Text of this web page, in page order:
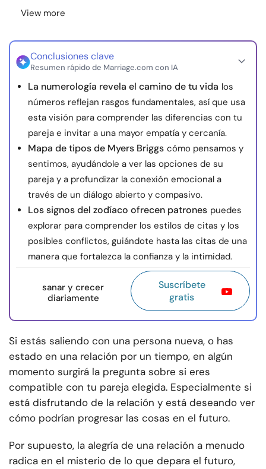
Sobre nosotros Contáctanos
nosotros
© Copyright 2026. Todos los derechos reservados.
View more
Conclusiones clave
Resumen rápido de Marriage.com con IA
La numerología revela el camino de tu vida los
números reflejan rasgos fundamentales, así que usa
esta visión para comprender las diferencias con tu
pareja e invitar a una mayor empatía y cercanía.
Mapa de tipos de Myers Briggs cómo pensamos y
sentimos, ayudándole a ver las opciones de su
pareja y a profundizar la conexión emocional a
través de un diálogo abierto y compasivo.
Los signos del zodíaco ofrecen patrones puedes
explorar para comprender los estilos de citas y los
posibles conflictos, guiándote hasta las citas de una
manera que fortalezca la confianza y la intimidad.
sanar y crecer
diariamente
Suscríbete
gratis
Si estás saliendo con una persona nueva, o has
estado en una relación por un tiempo, en algún
momento surgirá la pregunta sobre si eres
compatible con tu pareja elegida. Especialmente si
está disfrutando de la relación y está deseando ver
cómo podrían progresar las cosas en el futuro.
Por supuesto, la alegría de una relación a menudo
radica en el misterio de lo que depara el futuro,